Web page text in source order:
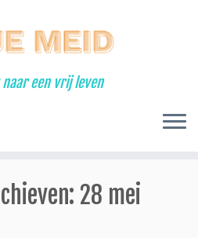
een vrij leven
28 mei